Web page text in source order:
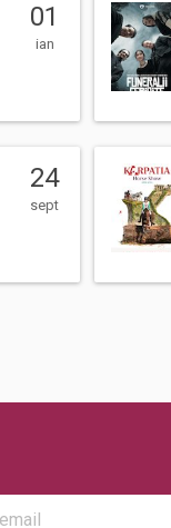
01
ian
24
sept